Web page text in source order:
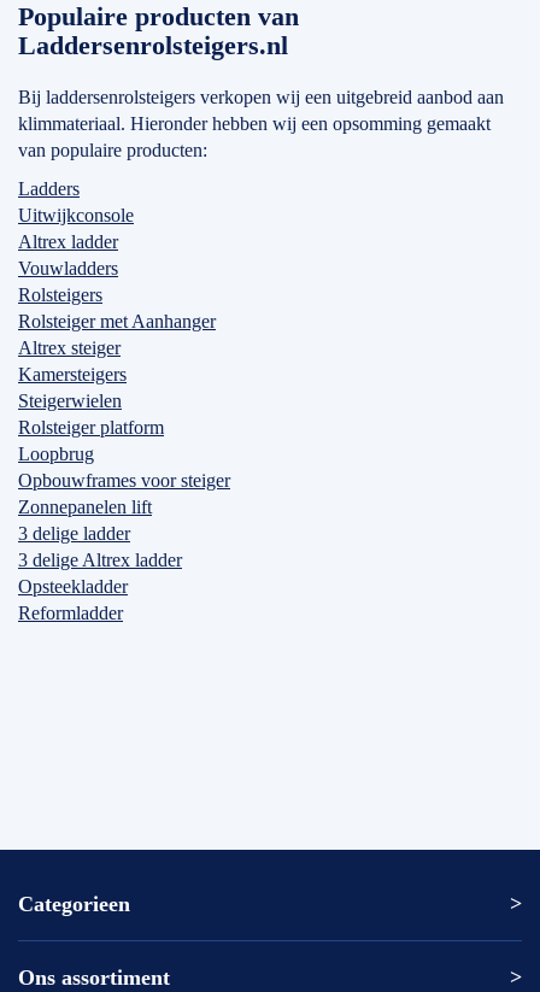
Populaire producten van
Laddersenrolsteigers.nl
Bij laddersenrolsteigers verkopen wij een uitgebreid aanbod aan
klimmateriaal. Hieronder hebben wij een opsomming gemaakt
van populaire producten:
Ladders
Uitwijkconsole
Altrex ladder
Vouwladders
Rolsteigers
Rolsteiger met Aanhanger
Altrex steiger
Kamersteigers
Steigerwielen
Rolsteiger platform
Loopbrug
Opbouwframes voor steiger
Zonnepanelen lift
3 delige ladder
3 delige Altrex ladder
Opsteekladder
Reformladder
Categorieen
Altrex ladder
Ons assortiment